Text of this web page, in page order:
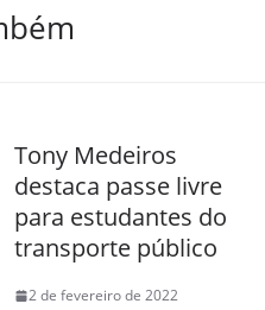
Tony Medeiros
destaca passe livre
para estudantes do
transporte público
2 de fevereiro de 2022